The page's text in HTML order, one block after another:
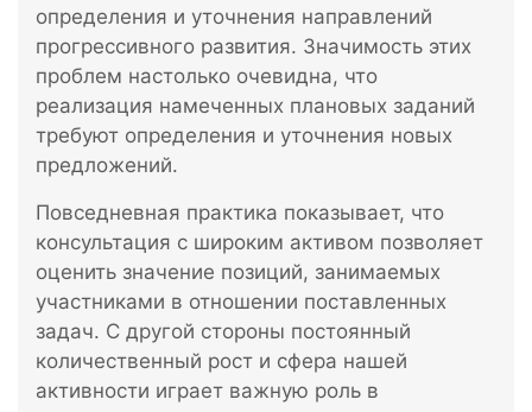
определения и уточнения направлений
прогрессивного развития. Значимость этих
проблем настолько очевидна, что
реализация намеченных плановых заданий
требуют определения и уточнения новых
предложений.
Повседневная практика показывает, что
консультация с широким активом позволяет
оценить значение позиций, занимаемых
участниками в отношении поставленных
задач. С другой стороны постоянный
количественный рост и сфера нашей
активности играет важную роль в